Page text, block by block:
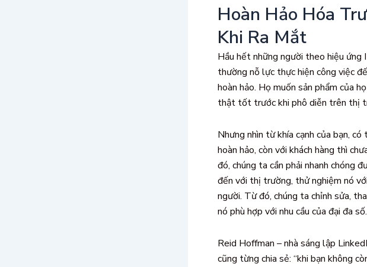
Hoàn Hảo Hóa
Khi Ra Mắt
Hầu hết những người theo hiệu ứng
thường nỗ lực thực hiện công việc
hoàn hảo. Họ muốn sản phẩm của
thật tốt trước khi phô diễn trên thị
Nhưng nhìn từ khía cạnh của bạn, có
hoàn hảo, còn với khách hàng thì
đó, chúng ta cần phải nhanh chóng
đến với thị trường, thử nghiệm nó
người. Từ đó, chúng ta chỉnh sửa,
nó phù hợp với nhu cầu của đại đa số.
Reid Hoffman – nhà sáng lập
cũng từng chia sẻ: “khi bạn không